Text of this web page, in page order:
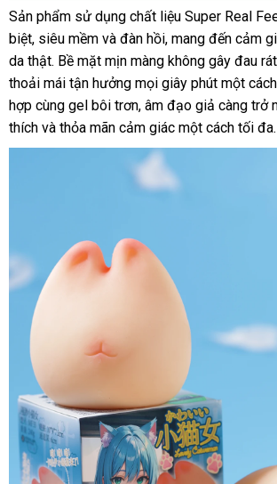
Giả
ManMiao
Mèo
Đáng
Yêu
Mềm
Mại
Kích
Sản phẩm sử dụng chất liệu Super Real
biệt, siêu mềm và đàn hồi, mang đến cảm
da thật. Bề mặt mịn màng không gây đau
thoải mái tận hưởng mọi giây phút một
hợp cùng gel bôi trơn, âm đạo giả càng trở
thích và thỏa mãn cảm giác một cách tối đa.